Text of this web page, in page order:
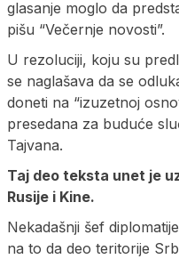
glasanje moglo da
pišu “Večernje novosti”.
U rezoluciji, koju su
se naglašava da se
doneti na “izuzetnoj
presedana za buduće
Tajvana.
Taj deo teksta unet je
Rusije i Kine.
Nekadašnji šef
na to da deo teritorije